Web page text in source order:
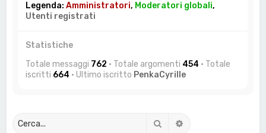
Legenda:Amministratori, Moderatori globali,
Utenti registrati
Statistiche
Totale messaggi 762 • Totale argomenti 454 • Totale
iscritti 664 • Ultimo iscritto PenkaCyrille
Cerca